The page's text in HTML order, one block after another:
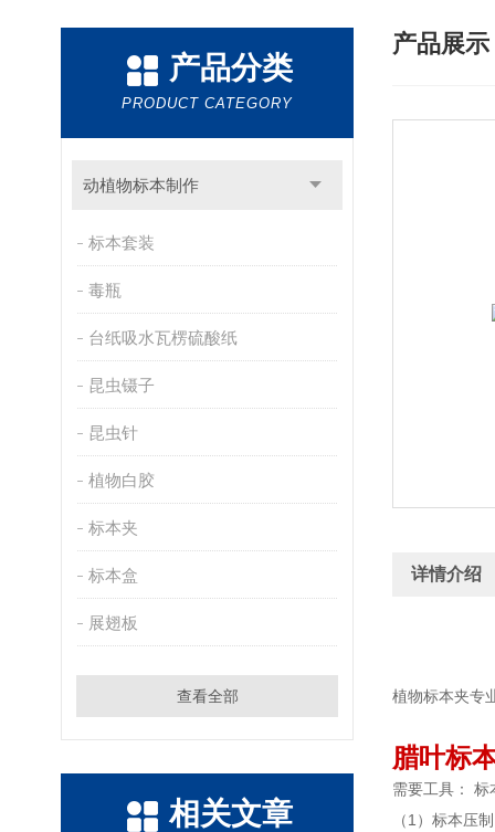
产品分类
PRODUCT CATEGORY
动植物标本制作
标本套装
毒瓶
台纸吸水瓦楞硫酸纸
昆虫镊子
昆虫针
植物白胶
标本夹
标本盒
展翅板
查看全部
相关文章
产品展示
详情介绍
植物标本夹专
腊叶标
需要工具：
（1）标本压